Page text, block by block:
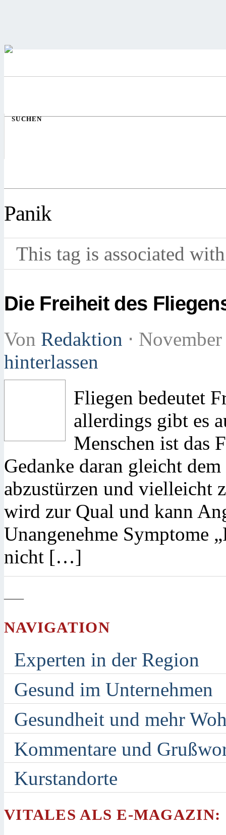
SUCHEN
Panik
This tag is associated
Die Freiheit des
Von Redaktion ⋅
hinterlassen
Fliegen bedeutet
allerdings gibt es
Menschen ist das
Gedanke daran gleicht
abzustürzen und vielleicht
wird zur Qual und kann
Unangenehme Symptome
nicht […]
—
NAVIGATION
Experten in der Region
Gesund im Unternehmen
Gesundheit und mehr
Kommentare und
Kurstandorte
VITALES ALS E-MAGAZIN: